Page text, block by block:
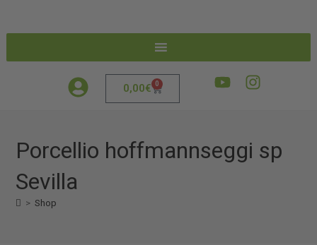
0,00€ 0
Porcellio hoffmannseggi sp
Sevilla
> Shop